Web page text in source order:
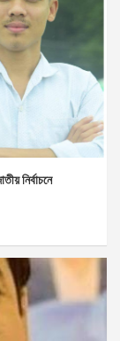
নির্বাচনে